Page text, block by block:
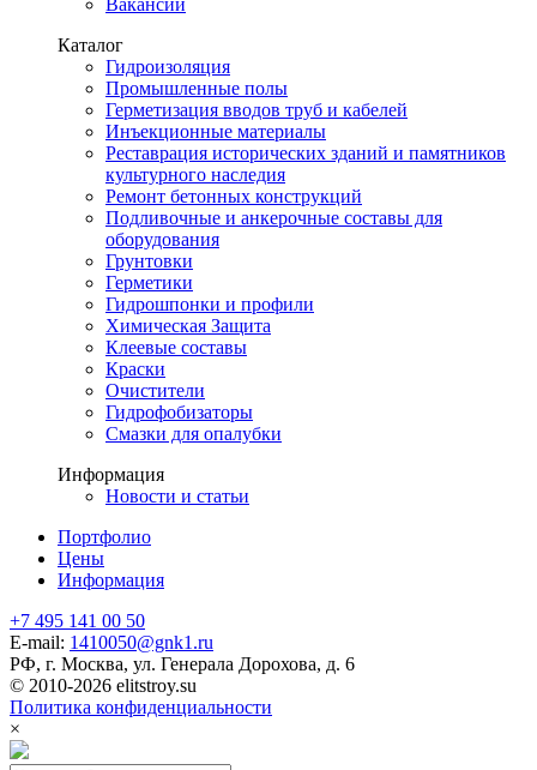
Каталог
Гидроизоляция
Промышленные полы
Герметизация вводов труб и кабелей
Инъекционные материалы
Реставрация исторических зданий и памятников
культурного наследия
Ремонт бетонных конструкций
Подливочные и анкерочные составы для
оборудования
Грунтовки
Герметики
Гидрошпонки и профили
Химическая Защита
Клеевые составы
Краски
Очистители
Гидрофобизаторы
Смазки для опалубки
Информация
Новости и статьи
Портфолио
Цены
Информация
+7 495 141 00 50
E-mail: 1410050@gnk1.ru
РФ, г. Москва, ул. Генерала Дорохова, д. 6
© 2010-2026 elitstroy.su
Политика конфиденциальности
×